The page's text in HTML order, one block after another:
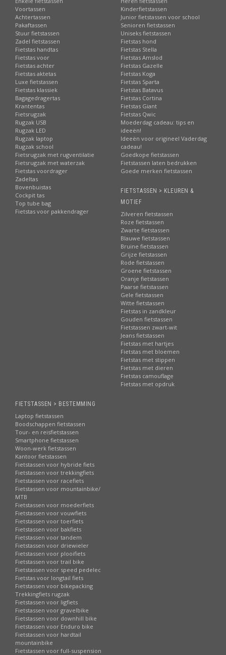
Riant assortiment:
elk merk, elk type fietstas!
Voortassen
Achtertassen
Pakaftassen
Stuur fietstassen
Zadel fietstassen
Fietstas handtas
Fietstas voor
Fietstas achter
Fietstas aktetas
Luxe fietstassen
Fietstas klassiek
Bagagedragertas
Krantentas
Fietsrugzak
Rugzak USB
Rugzak LED
Rugzak laptop
Rugzak school
Fietsrugzak met rugventilatie
Fietsrugzak met waterzak
Fietstas voordrager
Zadeltas
Bovenbuistas
Cockpit tas
Top tube bag
Fietstas voor pakkendrager
Kinderfietstassen
Junior fietstassen voor school
Senioren fietstassen
Uniseks fietstassen
Fietstas hond
Fietstas Stella
Fietstas Amslod
Fietstas Gazelle
Fietstas Koga
Fietstas Sparta
Fietstas Batavus
Fietstas Cortina
Fietstas Giant
Fietstas Qwic
Moederdag cadeau: tips en
ideeën!
Ideeën voor origineel Vaderdag
cadeau!
Goedkope fietstassen
Fietstassen laten bedrukken
Goede merken fietstassen
FIETSTASSEN > KLEUREN &
MOTIEF
Zilveren fietstassen
Roze fietstassen
Zwarte fietstassen
Blauwe fietstassen
Bruine fietstassen
Grijze fietstassen
Rode fietstassen
Groene fietstassen
Oranje fietstassen
Paarse fietstassen
Gele fietstassen
Witte fietstassen
Fietstas in zandkleur
Gouden fietstassen
Fietstassen zwart-wit
Jeans fietstassen
Fietstas met hartjes
Fietstas met bloemen
Fietstas met stippen
Fietstas met dieren
Fietstas camouflage
Fietstas met opdruk
FIETSTASSEN > BESTEMMING
Laptop fietstassen
Boodschappen fietstassen
Tour- en reisfietstassen
Smartphone fietstassen
Woon-werk fietstassen
Kantoor fietstassen
Fietstassen voor hybride fiets
Fietstassen voor trekkingfiets
Fietstassen voor racefiets
Fietstassen voor mountainbike/
MTB
Fietstassen voor moederfiets
Fietstassen voor vouwfiets
Fietstassen voor toerfiets
Fietstassen voor bakfiets
Fietstassen voor tandem
Fietstassen voor driewieler
Fietstassen voor plooifiets
Fietstassen voor trail bike
Fietstassen voor speed pedelec
Fietstas voor longtail fiets
Fietstassen voor bikepacking
Trekkingfiets rugzak
Fietstassen voor ligfiets
Fietstassen voor gravelbike
Fietstassen voor downhill bike
Fietstassen voor Enduro bike
Fietstassen voor hardtail
mountainbike
Fietstassen voor full-suspension